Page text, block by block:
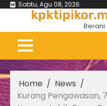
Skip
content
Sabtu, Agu 08, 2026
Berani
Home
News
Kurang Pengawasan,